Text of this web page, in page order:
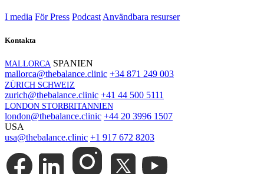
I media För Press Podcast Användbara resurser
Kontakta
MALLORCA SPANIEN
mallorca@thebalance.clinic +34 871 249 003
ZÜRICH SCHWEIZ
zurich@thebalance.clinic +41 44 500 5111
LONDON STORBRITANNIEN
london@thebalance.clinic +44 20 3996 1507
USA
usa@thebalance.clinic +1 917 672 8203